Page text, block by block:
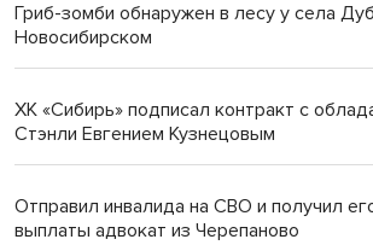
Гриб-зомби обнаружен в лесу у села
Новосибирском
ХК «Сибирь» подписал контракт с
Стэнли Евгением Кузнецовым
Отправил инвалида на СВО и получил
выплаты адвокат из Черепаново